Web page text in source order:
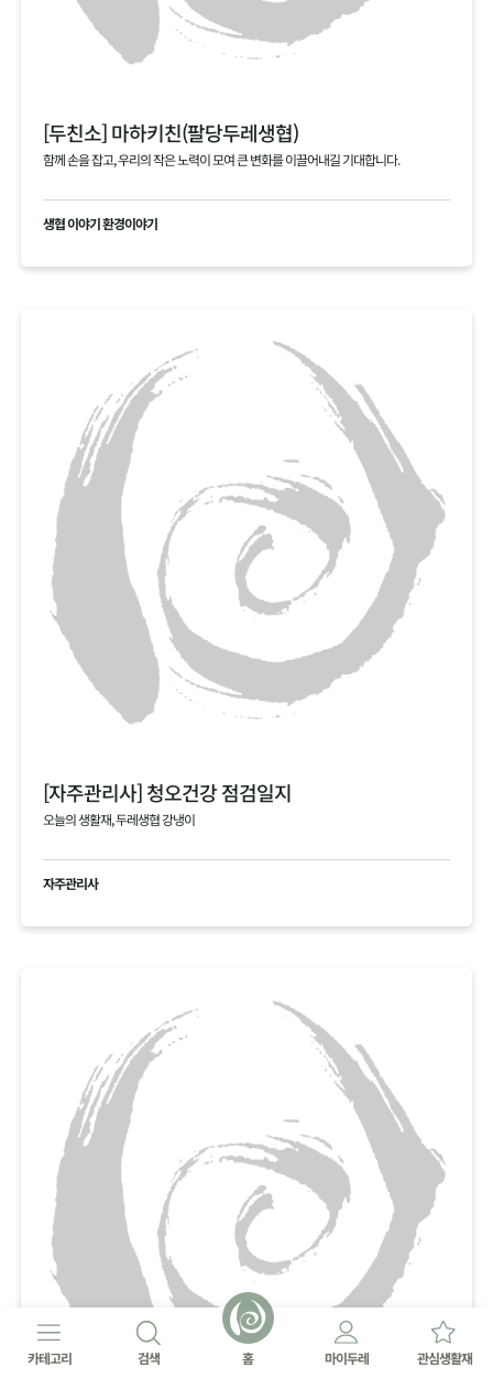
[두친소] 마하키친(팔당두레생협)
함께 손을 잡고, 우리의 작은 노력이 모여 큰 변화를 이끌어내길 기대합니다.
생협 이야기 환경이야기
[자주관리사] 청오건강 점검일지
오늘의 생활재, 두레생협 강냉이
자주관리사
카테고리 검색 홈 마이두레 관심생활재